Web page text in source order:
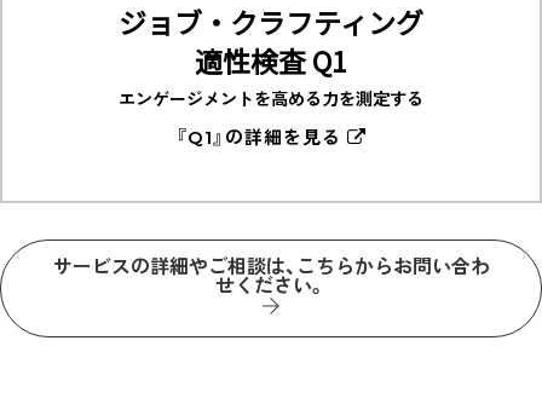
ジョブ・クラフティング
適性検査 Q1
エンゲージメントを高める力を測定する
『Q1』の詳細を見る
サービスの詳細やご相談は、こちらからお問い合わ
せください。